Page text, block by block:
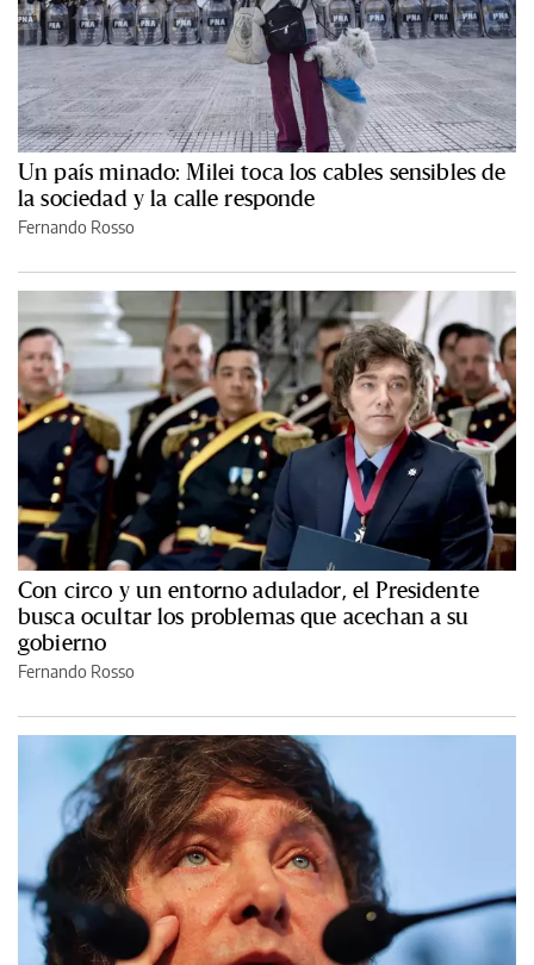
Un país minado: Milei toca los cables sensibles de
la sociedad y la calle responde
Fernando Rosso
Con circo y un entorno adulador, el Presidente
busca ocultar los problemas que acechan a su
gobierno
Fernando Rosso